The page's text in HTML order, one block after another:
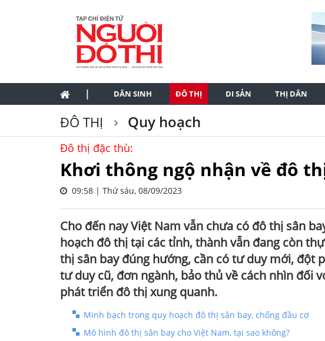
| DÂN SINH ĐÔ THỊ DI SẢN THỊ DÂN
ĐÔ THỊ Quy hoạch
Đô thị đặc thù:
Khơi thông ngộ nhận về đô
09:58 | Thứ sáu, 08/09/2023
Cho đến nay Việt Nam vẫn chưa có đô thị sân
hoạch đô thị tại các tỉnh, thành vẫn đang còn
thị sân bay đúng hướng, cần có tư duy mới, đột
tư duy cũ, đơn ngành, bảo thủ về cách nhìn đối
phát triển đô thị xung quanh.
Minh bạch trong quy hoạch đô thị sân bay, chống đầu cơ
Mô hình đô thị sân bay cho Việt Nam, tại sao không?